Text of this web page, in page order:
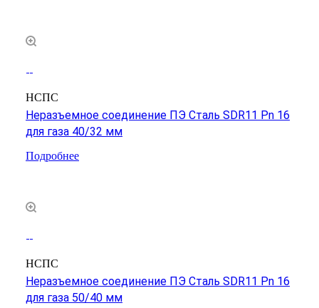
НСПС
Неразъемное соединение ПЭ Сталь SDR11 Pn 16
для газа 40/32 мм
Подробнее
НСПС
Неразъемное соединение ПЭ Сталь SDR11 Pn 16
для газа 50/40 мм